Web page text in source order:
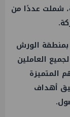
شملت عددًا من
بمنطقة الورش
العاملين
المتميزة
أهداف